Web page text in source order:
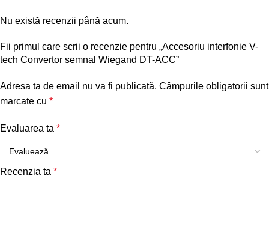
Nu există recenzii până acum.
Fii primul care scrii o recenzie pentru „Accesoriu interfonie V-
tech Convertor semnal Wiegand DT-ACC”
Adresa ta de email nu va fi publicată. Câmpurile obligatorii sunt
marcate cu *
Evaluarea ta *
Recenzia ta *